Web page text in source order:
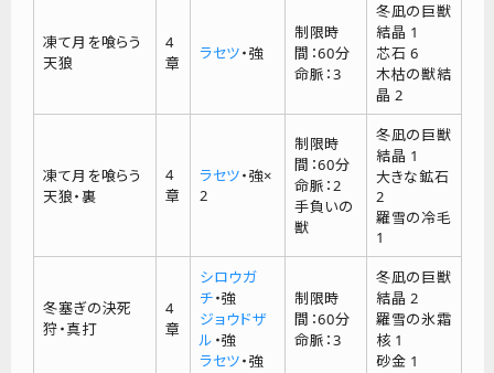
凍て月を喰らう
天狼
4
章
ラセツ・強
制限時
間：60分
命脈：3
冬凪の巨獣
結晶 1
芯石 6
木枯の獣結
晶 2
凍て月を喰らう
天狼・裏
4
章
ラセツ・強×
2
制限時
間：60分
命脈：2
手負いの
獣
冬凪の巨獣
結晶 1
大きな鉱石
2
羅雪の冷毛
1
冬塞ぎの決死
狩・真打
4
章
シロウガ
チ・強
ジョウドザ
ル ・強
ラセツ・強
制限時
間：60分
命脈：3
冬凪の巨獣
結晶 2
羅雪の氷霜
核 1
砂金 1